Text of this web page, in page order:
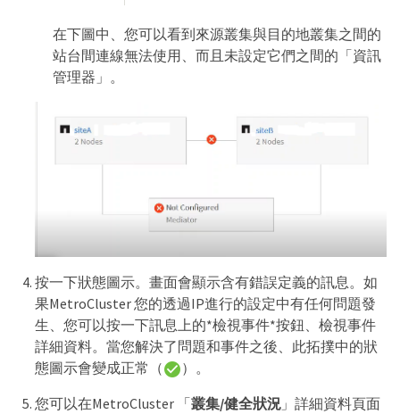
在下圖中、您可以看到來源叢集與目的地叢集之間的
站台間連線無法使用、而且未設定它們之間的「資訊
管理器」。
按一下狀態圖示。畫面會顯示含有錯誤定義的訊息。如
果MetroCluster 您的透過IP進行的設定中有任何問題發
生、您可以按一下訊息上的*檢視事件*按鈕、檢視事件
詳細資料。當您解決了問題和事件之後、此拓撲中的狀
態圖示會變成正常（
）。
您可以在MetroCluster 「叢集/健全狀況」詳細資料頁面